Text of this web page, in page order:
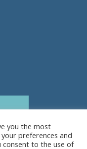
you the most
preferences and
consent to the use of